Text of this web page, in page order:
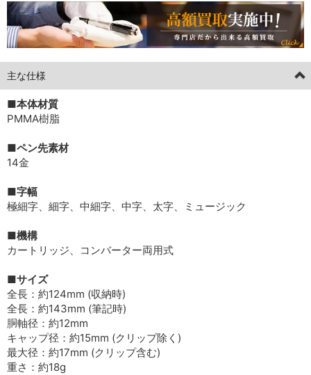
主な仕様
■本体材質
PMMA樹脂
■ペン先素材
14金
■字幅
極細字、細字、中細字、中字、太字、ミュージック
■機構
カートリッジ、コンバーター両用式
■サイズ
全長：約124mm (収納時)
全長：約143mm (筆記時)
胴軸径：約12mm
キャップ径：約15mm (クリップ除く)
最大径：約17mm (クリップ含む)
重さ：約18g